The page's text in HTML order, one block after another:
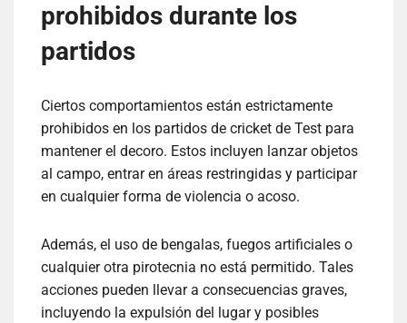
prohibidos durante los
partidos
Ciertos comportamientos están estrictamente
prohibidos en los partidos de cricket de Test para
mantener el decoro. Estos incluyen lanzar objetos
al campo, entrar en áreas restringidas y participar
en cualquier forma de violencia o acoso.
Además, el uso de bengalas, fuegos artificiales o
cualquier otra pirotecnia no está permitido. Tales
acciones pueden llevar a consecuencias graves,
incluyendo la expulsión del lugar y posibles